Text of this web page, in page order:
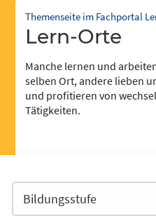
Themenseite im Fachportal
Lern-Orte
Manche lernen und
selben Ort, andere lieben
und profitieren von
Tätigkeiten.